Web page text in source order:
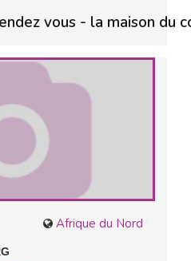
vous - la maison du
Afrique du Nord